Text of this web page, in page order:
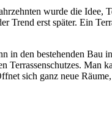
wurde die Idee,
erst später. Ein
in den bestehenden Bau
Terrassenschutzes. Man
sich ganz neue